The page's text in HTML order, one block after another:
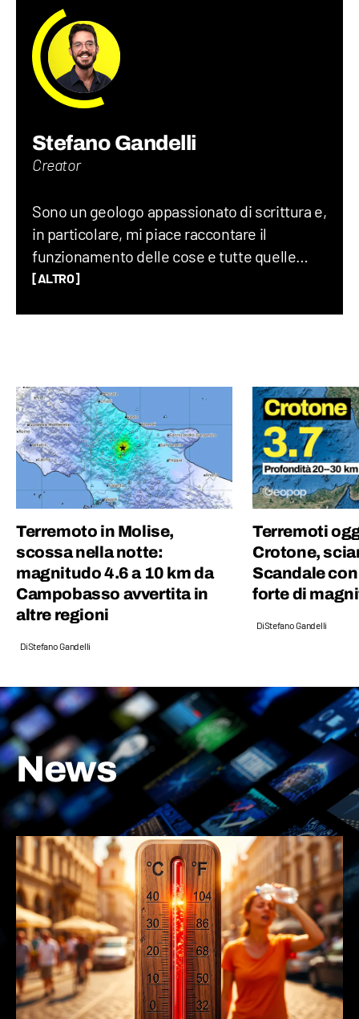
Stefano Gandelli
Creator
Sono un geologo appassionato di scrittura e,
in particolare, mi piace raccontare il
funzionamento delle cose e tutte quelle
storie assurde (ma vere) che accadono nel
guardare film, andare ai concerti e
collezionare dischi in vinile.
[ALTRO]
Terremoto in Molise,
scossa nella notte:
magnitudo 4.6 a 10 km da
Campobasso avvertita in
altre regioni
DiStefano Gandelli
Terremoti
Crotone,
Scandale
forte di
DiStefano Gandelli
News